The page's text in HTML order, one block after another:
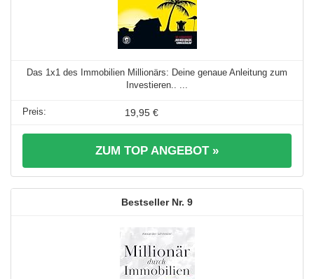
Das 1x1 des Immobilien Millionärs: Deine genaue Anleitung zum
Investieren.. ...
19,95 €
ZUM TOP ANGEBOT »
9